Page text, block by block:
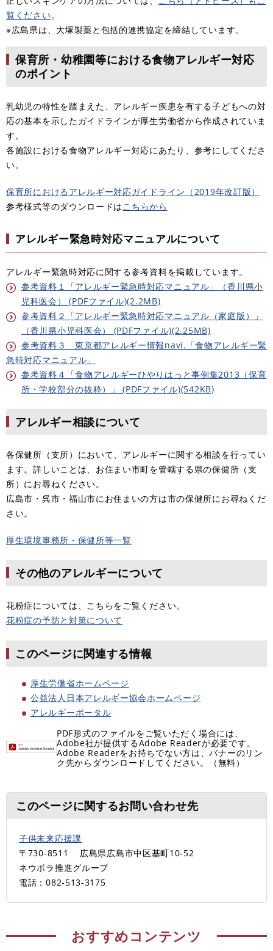
覧ください。
※広島県は、大塚製薬と包括的連携協定を締結しています。
保育所・幼稚園等における食物アレルギー対応
のポイント
乳幼児の特性を踏まえた、アレルギー疾患を有する子どもへの対
応の基本を示したガイドラインが厚生労働省から作成されていま
す。
​各施設における食物アレルギー対応にあたり、参考にしてくださ
い。
​保育所におけるアレルギー対応ガイドライン（2019年改訂版）
参考様式等のダウンロードは こちらから
アレルギー緊急時対応マニュアルについて
アレルギー緊急時対応に関する参考資料を掲載しています。
参考資料１「アレルギー緊急時対応マニュアル」（香川県小
児科医会） (PDFファイル)(2.2MB)
参考資料２「アレルギー緊急時対応マニュアル（家庭版）」
（香川県小児科医会） (PDFファイル)(2.25MB)
​参考資料３
東京都アレルギー情報navi.「食物アレルギー緊
急時対応マニュアル」
参考資料４「食物アレルギーひやりはっと事例集2013（保育
所・学校部分の抜粋）」 (PDFファイル)(542KB)
アレルギー相談について
各保健所（支所）において、アレルギーに関する相談を行ってい
ます。詳しいことは、お住まい市町を管轄する県の保健所（支
所）にお尋ねください。
広島市・呉市・福山市にお住まいの方は市の保健所にお尋ねくだ
さい。
厚生環境事務所・保健所等一覧
その他のアレルギーについて
花粉症については、こちらをご覧ください。
花粉症の予防と対策について
このページに関連する情報
厚生労働省ホームページ
公益法人日本アレルギー協会ホームページ
アレルギーポータル
PDF形式のファイルをご覧いただく場合には、
Adobe社が提供するAdobe Readerが必要です。
Adobe Readerをお持ちでない方は、バナーのリン
ク先からダウンロードしてください。（無料）
このページに関するお問い合わせ先
子供未来応援課
〒730-8511
広島県広島市中区基町10-52
ネウボラ推進グループ
電話：082-513-3175
おすすめコンテンツ